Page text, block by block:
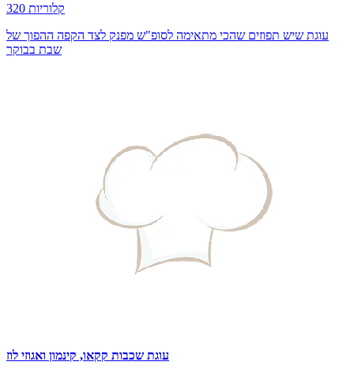
320 קלוריות
עוגת שיש תפוזים שהכי מתאימה לסופ"ש מפנק לצד הקפה ההפוך של
שבת בבוקר
עוגת שכבות קקאו, קינמון ואגוזי לוז